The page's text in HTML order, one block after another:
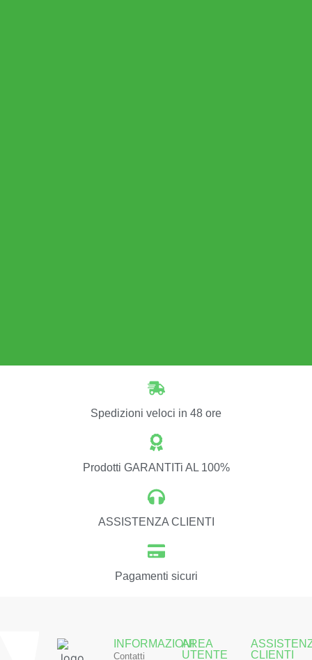
Spedizioni veloci in 48 ore
Prodotti GARANTITi AL 100%
ASSISTENZA CLIENTI
Pagamenti sicuri
INFORMAZIONI
Contatti
AREA
UTENTE
CLIENTI